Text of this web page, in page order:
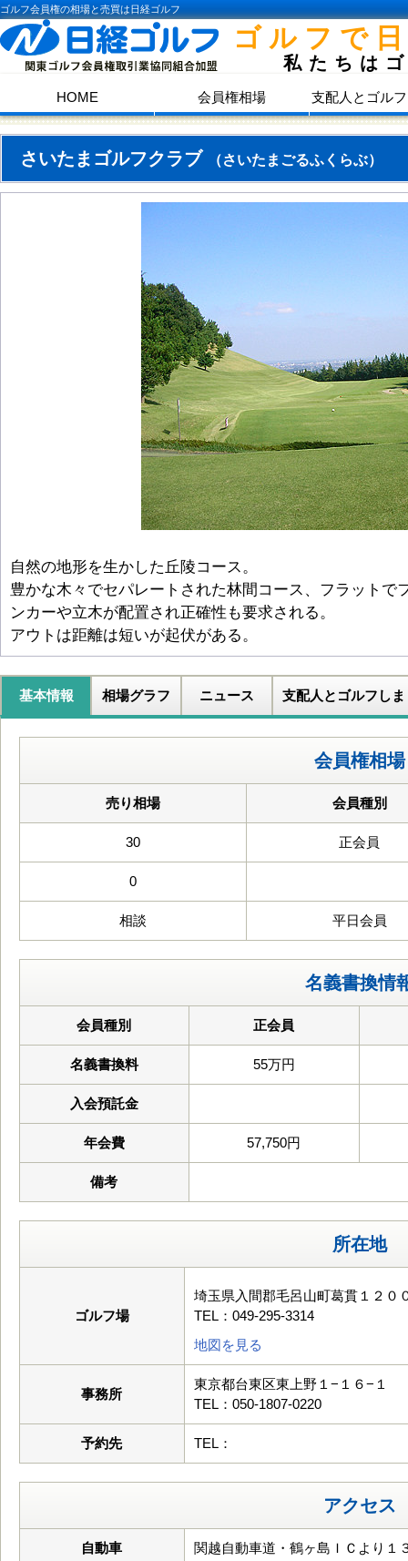
ゴルフ会員権の相場と売買は日経ゴルフ
ゴルフで
私たちは
HOME 会員権相場 支配人とゴル
さいたまゴルフクラブ （さいたまごるふくらぶ）
自然の地形を生かした丘陵コース。
豊かな木々でセパレートされた林間コース、フラットで
ンカーや立木が配置され正確性も要求される。
アウトは距離は短いが起伏がある。
基本情報 相場グラフ ニュース 支配人とゴルフしま
会員権相場
売り相場 会員種別
30 正会員
0
相談 平日会員
名義書換情
会員種別 正会員
名義書換料 55万円
入会預託金
年会費 57,750円
備考
所在地
ゴルフ場
埼玉県入間郡毛呂山町葛貫１２０
TEL：049-295-3314
地図を見る
事務所
東京都台東区東上野１−１６−１
TEL：050-1807-0220
予約先 TEL：
アクセス
自動車 関越自動車道・鶴ヶ島ＩＣより１